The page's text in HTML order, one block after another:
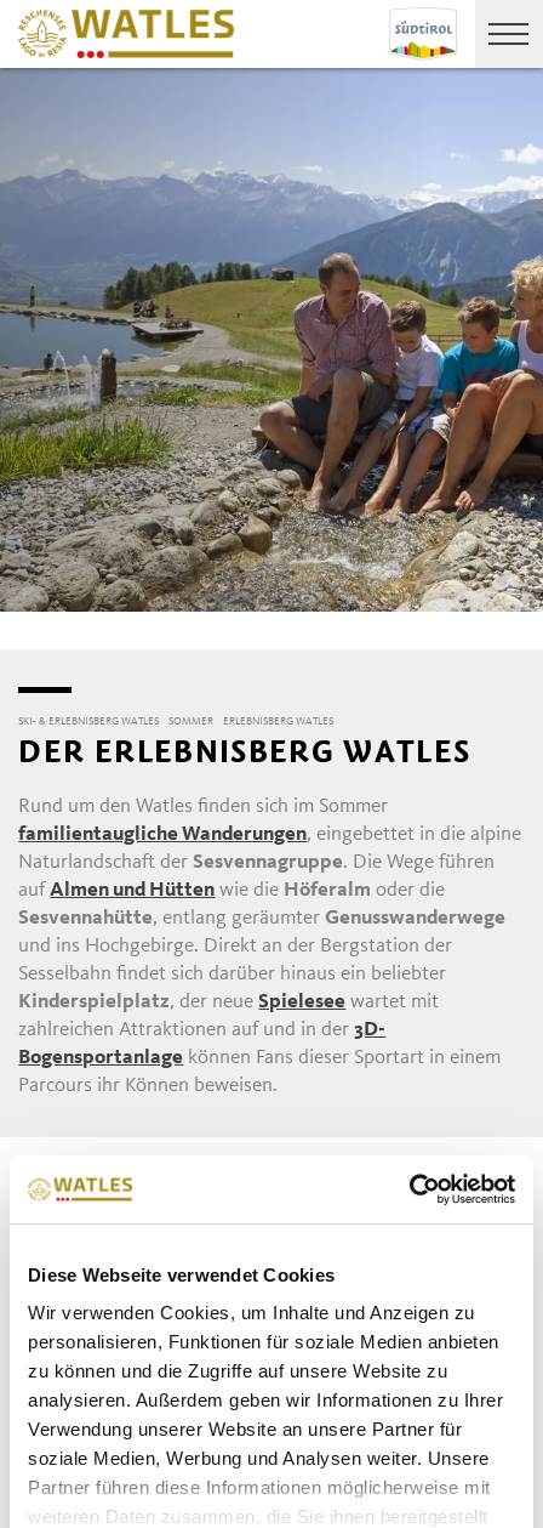
Diese Webseite verwendet Cookies
Wir verwenden Cookies, um Inhalte und Anzeigen zu
personalisieren, Funktionen für soziale Medien anbieten
zu können und die Zugriffe auf unsere Website zu
analysieren. Außerdem geben wir Informationen zu Ihrer
Verwendung unserer Website an unsere Partner für
soziale Medien, Werbung und Analysen weiter. Unsere
Partner führen diese Informationen möglicherweise mit
weiteren Daten zusammen, die Sie ihnen bereitgestellt
SKI- & ERLEBNISBERG WATLES SOMMER ERLEBNISBERG WATLES
DER ERLEBNISBERG WATLES
Rund um den Watles finden sich im Sommer
familientaugliche Wanderungen, eingebettet in die alpine
Naturlandschaft derSesvennagruppe. Die Wege führen
aufAlmen und Hütten wie die Höferalm oder die
Sesvennahütte, entlang geräumterGenusswanderwege
und ins Hochgebirge. Direkt an der Bergstation der
Sesselbahn findet sich darüber hinaus ein beliebter
Kinderspielplatz, der neueSpielesee wartet mit
zahlreichen Attraktionen auf und in der3D-
Bogensportanlage können Fans dieser Sportart in einem
Parcours ihr Können beweisen.
ÖFFNUNGSZEITEN & PREISE LIFT